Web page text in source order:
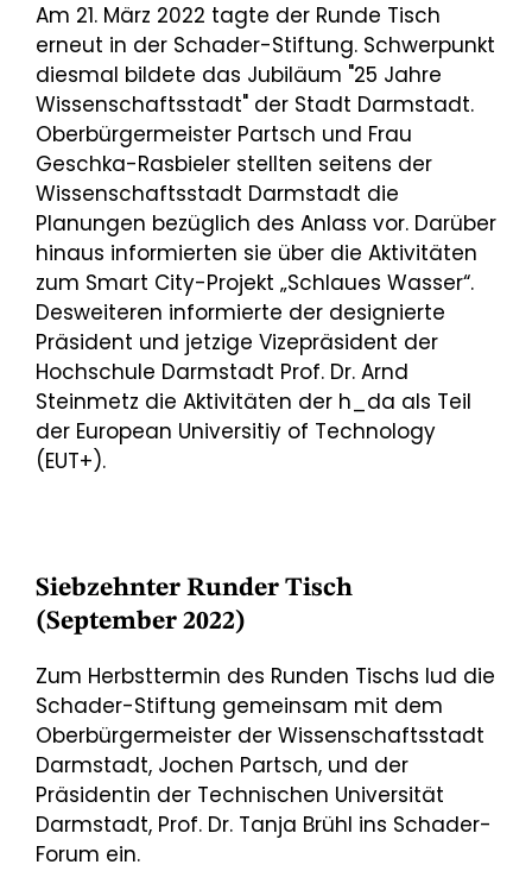
Am 21. März 2022 tagte der Runde Tisch
erneut in der Schader-Stiftung. Schwerpunkt
diesmal bildete das Jubiläum "25 Jahre
Wissenschaftsstadt" der Stadt Darmstadt.
Oberbürgermeister Partsch und Frau
Geschka-Rasbieler stellten seitens der
Wissenschaftsstadt Darmstadt die
Planungen bezüglich des Anlass vor. Darüber
hinaus informierten sie über die Aktivitäten
zum Smart City-Projekt „Schlaues Wasser“.
Desweiteren informierte der designierte
Präsident und jetzige Vizepräsident der
Hochschule Darmstadt Prof. Dr. Arnd
Steinmetz die Aktivitäten der h_da als Teil
der European Universitiy of Technology
(EUT+).
Siebzehnter Runder Tisch
(September 2022)
Zum Herbsttermin des Runden Tischs lud die
Schader-Stiftung gemeinsam mit dem
Oberbürgermeister der Wissenschaftsstadt
Darmstadt, Jochen Partsch, und der
Präsidentin der Technischen Universität
Darmstadt, Prof. Dr. Tanja Brühl ins Schader-
Forum ein.